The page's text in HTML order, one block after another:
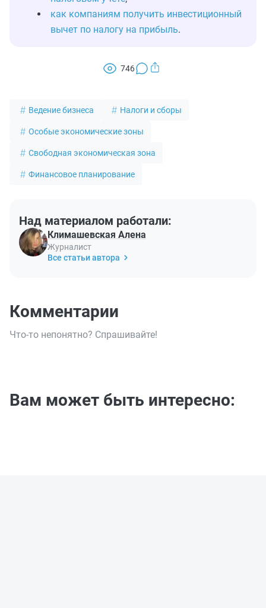
как компаниям получить инвестиционный
вычет по налогу на прибыль.
746
Ведение бизнеса Налоги и сборы
Особые экономические зоны
Свободная экономическая зона
Финансовое планирование
Над материалом работали:
Климашевская Алена
Журналист
Все статьи автора
Комментарии
Что-то непонятно? Спрашивайте!
Вам может быть интересно: